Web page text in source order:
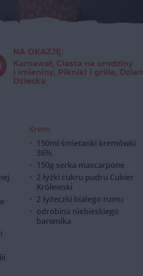
NA OKAZJĘ:
Karnawał, Ciasta na urodziny
i imieniny, Pikniki i grille, Dzień
Dziecka
Krem:
150ml śmietanki kremówki
36%
150g serka mascarpone
2 łyżki cukru pudru Cukier
Królewski
2 łyżeczki białego rumu
odrobina niebieskiego
barwnika